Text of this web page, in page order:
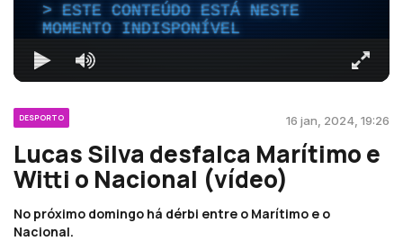
ESTE CONTEÚDO ESTÁ NESTE
MOMENTO INDISPONÍVEL
DESPORTO 16 jan, 2024, 19:26
Lucas Silva desfalca Marítimo e
Witti o Nacional (vídeo)
No próximo domingo há dérbi entre o Marítimo e o
Nacional.